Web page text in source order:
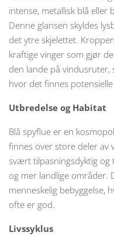
intense, metallisk blå
Denne glansen skyldes
det ytre skjelettet.
kraftige vinger som gjør
den lande på vindusruter,
hvor det finnes
Utbredelse og Habitat
Blå spyflue er en
finnes over store deler av
svært tilpasningsdyktig og
og mer landlige
menneskelig bebyggelse,
ofte er god.
Livssyklus